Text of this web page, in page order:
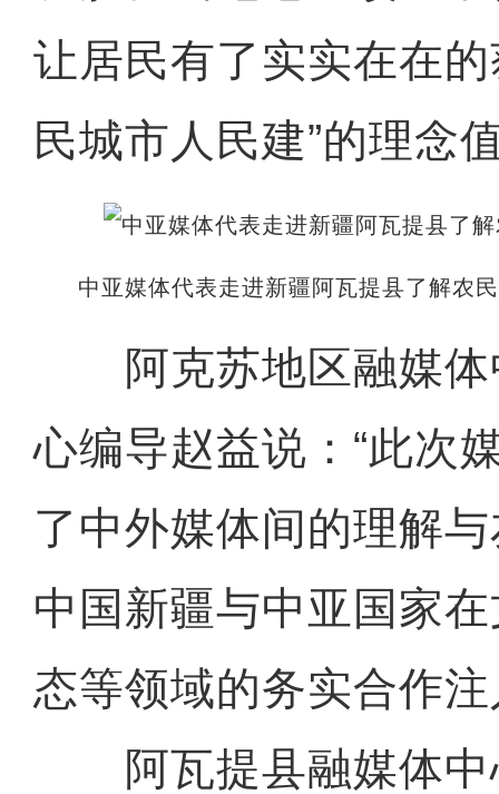
让居民有了实实在在
民城市人民建”的理念
中亚媒体代表走进新疆阿瓦提县了解农
阿克苏地区融媒体
心编导赵益说：“此次
了中外媒体间的理解
中国新疆与中亚国家
态等领域的务实合作
阿瓦提县融媒体中